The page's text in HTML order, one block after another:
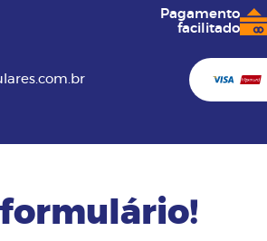
Pagamento
facilitado